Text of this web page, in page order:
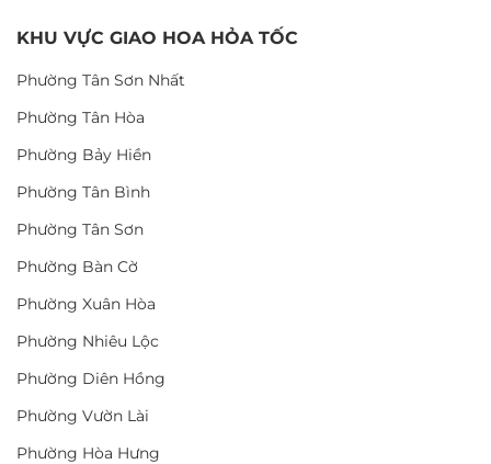
KHU VỰC GIAO HOA HỎA TỐC
Phường Tân Sơn Nhất
Phường Tân Hòa
Phường Bảy Hiền
Phường Tân Bình
Phường Tân Sơn
Phường Bàn Cờ
Phường Xuân Hòa
Phường Nhiêu Lộc
Phường Diên Hồng
Phường Vườn Lài
Phường Hòa Hưng